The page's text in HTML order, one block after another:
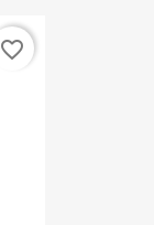
favorite_border